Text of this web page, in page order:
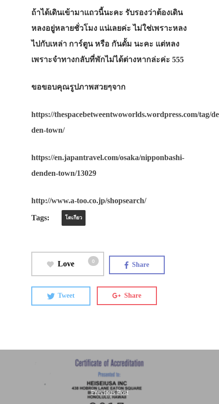
ถ้าได้เดินเข้ามาแถวนี้นะคะ รับรองว่าต้องเดิน
หลงอยู่หลายชั่วโมง แน่เลยค่ะ ไม่ใช่เพราะหลง
ไปกับเหล่า การ์ตูน หรือ กันดั้ม นะคะ แต่หลง
เพราะจำทางกลับที่พักไม่ได้ต่างหากล่ะค่ะ 555
ขอขอบคุณรูปภาพสวยๆจาก
https://thespacebetweentwoworlds.wordpress.com/tag/
den-town/
https://en.japantravel.com/osaka/nipponbashi-
denden-town/13029
http://www.a-too.co.jp/shopsearch/
Tags: โตเกียว
Love 0 Share
Tweet Share
Previous Post
ประเทศญี่ปุ่น
ที่พัก
สาระน่ารู้
VIDEO